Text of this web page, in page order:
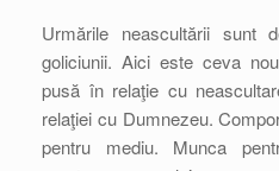
Urmările neascultării sunt
goliciunii. Aici este ceva
pusă în relaţie cu
relaţiei cu Dumnezeu.
pentru mediu. Munca